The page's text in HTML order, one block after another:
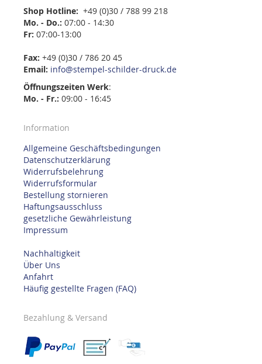
Shop Hotline: +49 (0)30 / 788 99 218
Mo. - Do.: 07:00 - 14:30
Fr: 07:00-13:00
Fax: +49 (0)30 / 786 20 45
Email: info@stempel-schilder-druck.de
Öffnungszeiten Werk:
Mo. - Fr.: 09:00 - 16:45
Information
Allgemeine Geschäftsbedingungen
Datenschutzerklärung
Widerrufsbelehrung
Widerrufsformular
Bestellung stornieren
Haftungsausschluss
gesetzliche Gewährleistung
Impressum
Nachhaltigkeit
Über Uns
Anfahrt
Häufig gestellte Fragen (FAQ)
Bezahlung & Versand